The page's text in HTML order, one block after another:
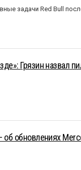
задачи Red Bull
Грязин назвал
об обновлениях